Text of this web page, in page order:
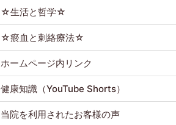
☆生活と哲学☆
☆瘀血と刺絡療法☆
ホームページ内リンク
健康知識（YouTube Shorts）
当院を利用されたお客様の声